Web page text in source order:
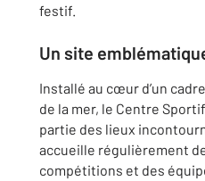
festif.
Un site
Installé au cœur d’un
de la mer, le Centre
partie des lieux
accueille régulièrement
compétitions et des